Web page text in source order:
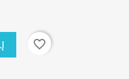
favorite_border